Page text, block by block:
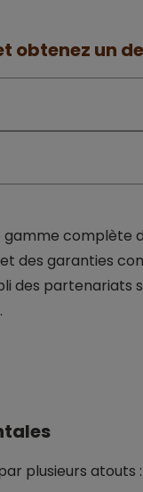
obtenez un
gamme
des garanties
des partenariats
plusieurs atouts :